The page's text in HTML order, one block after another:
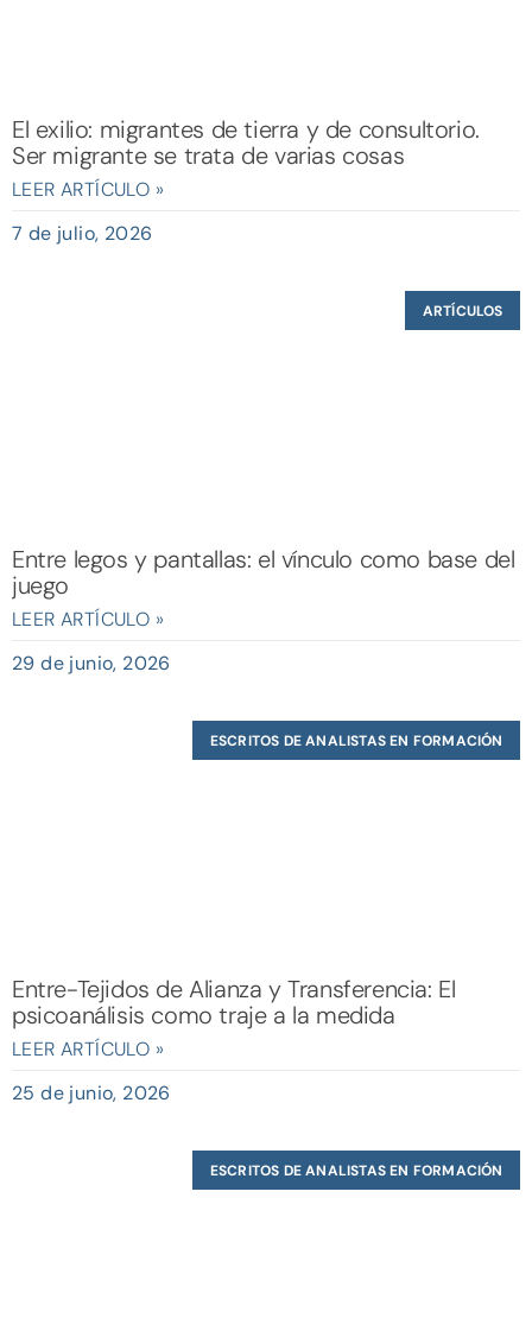
El exilio: migrantes de tierra y de consultorio.
Ser migrante se trata de varias cosas
LEER ARTÍCULO »
7 de julio, 2026
ARTÍCULOS
Entre legos y pantallas: el vínculo como base del
juego
LEER ARTÍCULO »
29 de junio, 2026
ESCRITOS DE ANALISTAS EN FORMACIÓN
Entre-Tejidos de Alianza y Transferencia: El
psicoanálisis como traje a la medida
LEER ARTÍCULO »
25 de junio, 2026
ESCRITOS DE ANALISTAS EN FORMACIÓN